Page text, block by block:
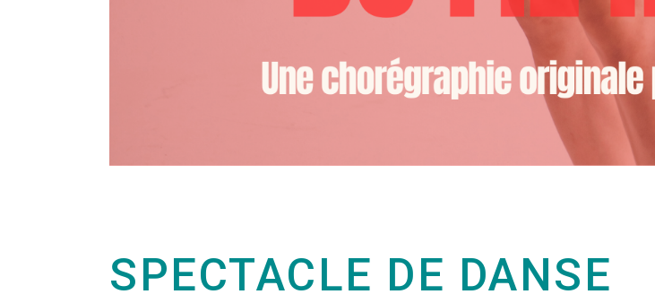
SPECTACLE DE DANSE